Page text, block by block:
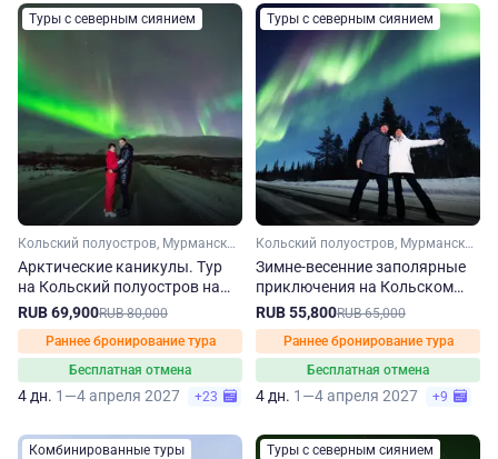
Туры с северным сиянием
Кольский полуостров, Мурманская область, Арктика
Арктические каникулы. Тур
на Кольский полуостров на
зиму-весну
RUB 69,900RUB 80,000
Раннее бронирование тура
Бесплатная отмена
4 дн. 1—4 апреля 2027 +23
Туры с северным сиянием
Кольский полуостров, Мурманская область, Арктика
Зимне-весенние заполярные
приключения на Кольском
полуострове
RUB 55,800RUB 65,000
Раннее бронирование тура
Бесплатная отмена
4 дн. 1—4 апреля 2027 +9
Комбинированные туры Туры с северным сиянием